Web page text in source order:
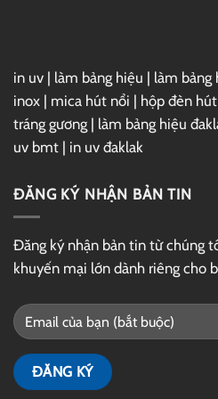
in uv | làm bảng hiệu | làm bảng
inox | mica hút nổi | hộp đèn
tráng gương | làm bảng hiệu
uv bmt | in uv đaklak
ĐĂNG KÝ NHẬN BẢN TIN
Đăng ký nhận bản tin từ chúng
khuyến mại lớn dành riêng cho